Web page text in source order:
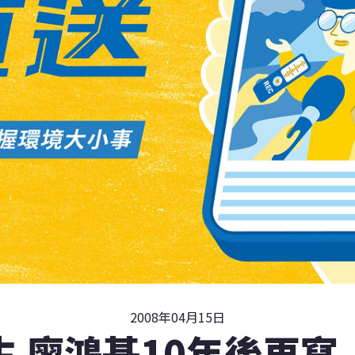
2008年04月15日